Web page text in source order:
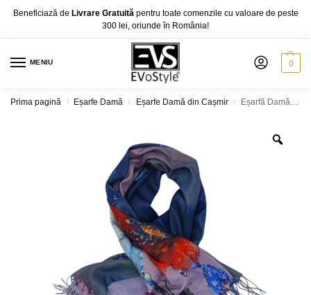
Beneficiază de Livrare Gratuită pentru toate comenzile cu valoare de peste
300 lei, oriunde în România!
MENIU 0
Prima pagină / Eșarfe Damă / Eșarfe Damă din Cașmir / Eșarfă Damă Shine Flora – DW11-8, Șal Elegant, dimensiune 70×180 cm